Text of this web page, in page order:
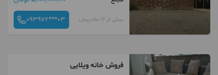
بیش از 12 ماه پیش 093972***03
فروش خانه ویلایی